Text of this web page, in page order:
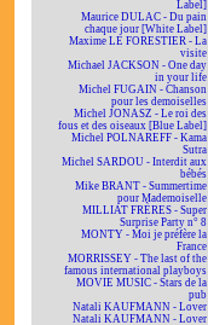
Label]
Maurice DULAC - Du pain
chaque jour [White Label]
Maxime LE FORESTIER - La
visite
Michael JACKSON - One day
in your life
Michel FUGAIN - Chanson
pour les demoiselles
Michel JONASZ - Le roi des
fous et des oiseaux [Blue Label]
Michel POLNAREFF - Kama
Sutra
Michel SARDOU - Interdit aux
bébés
Mike BRANT - Summertime
pour Mademoiselle
MILLIAT FRÈRES - Super
Surprise Party n° 8
MONTY - Moi je préfère la
France
MORRISSEY - The last of the
famous international playboys
MOVIE MUSIC - Stars de la
pub
Natali KAUFMANN - Lover
Natali KAUFMANN - Lover